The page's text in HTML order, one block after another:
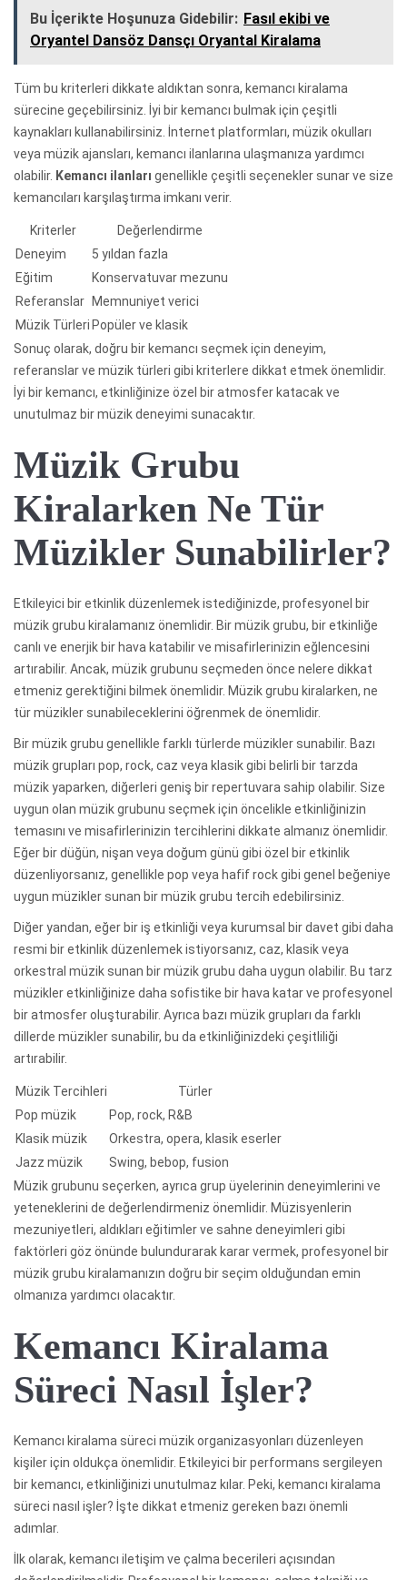
Bu İçerikte Hoşunuza Gidebilir: Fasıl ekibi ve
Oryantel Dansöz Dansçı Oryantal Kiralama
Tüm bu kriterleri dikkate aldıktan sonra, kemancı kiralama
sürecine geçebilirsiniz. İyi bir kemancı bulmak için çeşitli
kaynakları kullanabilirsiniz. İnternet platformları, müzik okulları
veya müzik ajansları, kemancı ilanlarına ulaşmanıza yardımcı
olabilir. Kemancı ilanları genellikle çeşitli seçenekler sunar ve size
kemancıları karşılaştırma imkanı verir.
Kriterler
Değerlendirme
Deneyim
5 yıldan fazla
Eğitim
Konservatuvar mezunu
Referanslar
Memnuniyet verici
Müzik Türleri Popüler ve klasik
Sonuç olarak, doğru bir kemancı seçmek için deneyim,
referanslar ve müzik türleri gibi kriterlere dikkat etmek önemlidir.
İyi bir kemancı, etkinliğinize özel bir atmosfer katacak ve
unutulmaz bir müzik deneyimi sunacaktır.
Müzik Grubu
Kiralarken Ne Tür
Müzikler Sunabilirler?
Etkileyici bir etkinlik düzenlemek istediğinizde, profesyonel bir
müzik grubu kiralamanız önemlidir. Bir müzik grubu, bir etkinliğe
canlı ve enerjik bir hava katabilir ve misafirlerinizin eğlencesini
artırabilir. Ancak, müzik grubunu seçmeden önce nelere dikkat
etmeniz gerektiğini bilmek önemlidir. Müzik grubu kiralarken, ne
tür müzikler sunabileceklerini öğrenmek de önemlidir.
Bir müzik grubu genellikle farklı türlerde müzikler sunabilir. Bazı
müzik grupları pop, rock, caz veya klasik gibi belirli bir tarzda
müzik yaparken, diğerleri geniş bir repertuvara sahip olabilir. Size
uygun olan müzik grubunu seçmek için öncelikle etkinliğinizin
temasını ve misafirlerinizin tercihlerini dikkate almanız önemlidir.
Eğer bir düğün, nişan veya doğum günü gibi özel bir etkinlik
düzenliyorsanız, genellikle pop veya hafif rock gibi genel beğeniye
uygun müzikler sunan bir müzik grubu tercih edebilirsiniz.
Diğer yandan, eğer bir iş etkinliği veya kurumsal bir davet gibi daha
resmi bir etkinlik düzenlemek istiyorsanız, caz, klasik veya
orkestral müzik sunan bir müzik grubu daha uygun olabilir. Bu tarz
müzikler etkinliğinize daha sofistike bir hava katar ve profesyonel
bir atmosfer oluşturabilir. Ayrıca bazı müzik grupları da farklı
dillerde müzikler sunabilir, bu da etkinliğinizdeki çeşitliliği
artırabilir.
Müzik Tercihleri
Türler
Pop müzik
Pop, rock, R&B
Klasik müzik
Orkestra, opera, klasik eserler
Jazz müzik
Swing, bebop, fusion
Müzik grubunu seçerken, ayrıca grup üyelerinin deneyimlerini ve
yeteneklerini de değerlendirmeniz önemlidir. Müzisyenlerin
mezuniyetleri, aldıkları eğitimler ve sahne deneyimleri gibi
faktörleri göz önünde bulundurarak karar vermek, profesyonel bir
müzik grubu kiralamanızın doğru bir seçim olduğundan emin
olmanıza yardımcı olacaktır.
Kemancı Kiralama
Süreci Nasıl İşler?
Kemancı kiralama süreci müzik organizasyonları düzenleyen
kişiler için oldukça önemlidir. Etkileyici bir performans sergileyen
bir kemancı, etkinliğinizi unutulmaz kılar. Peki, kemancı kiralama
süreci nasıl işler? İşte dikkat etmeniz gereken bazı önemli
adımlar.
İlk olarak, kemancı iletişim ve çalma becerileri açısından